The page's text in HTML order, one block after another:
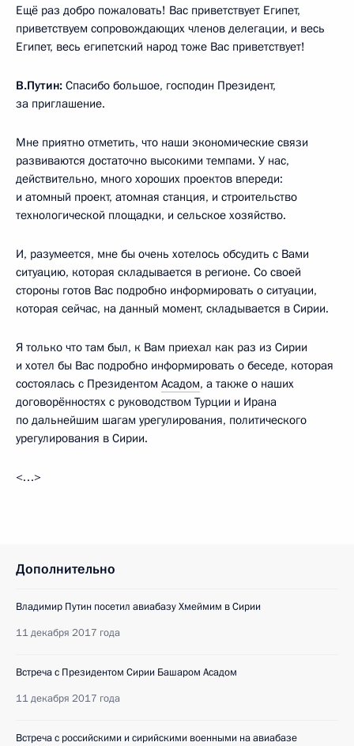
Ещё раз добро пожаловать! Вас приветствует Египет,
приветствуем сопровождающих членов делегации, и весь
Египет, весь египетский народ тоже Вас приветствует!
В.Путин: Спасибо большое, господин Президент,
за приглашение.
Мне приятно отметить, что наши экономические связи
развиваются достаточно высокими темпами. У нас,
действительно, много хороших проектов впереди:
и атомный проект, атомная станция, и строительство
технологической площадки, и сельское хозяйство.
И, разумеется, мне бы очень хотелось обсудить с Вами
ситуацию, которая складывается в регионе. Со своей
стороны готов Вас подробно информировать о ситуации,
которая сейчас, на данный момент, складывается в Сирии.
Я только что там был, к Вам приехал как раз из Сирии
и хотел бы Вас подробно информировать о беседе, которая
состоялась с Президентом Асадом, а также о наших
договорённостях с руководством Турции и Ирана
по дальнейшим шагам урегулирования, политического
урегулирования в Сирии.
<…>
Дополнительно
Владимир Путин посетил авиабазу Хмеймим в Сирии
11 декабря 2017 года
Встреча с Президентом Сирии Башаром Асадом
11 декабря 2017 года
Встреча с российскими и сирийскими военными на авиабазе